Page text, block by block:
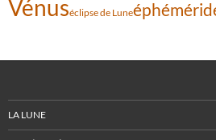
Vénuséclipse de Lune
LA LUNE